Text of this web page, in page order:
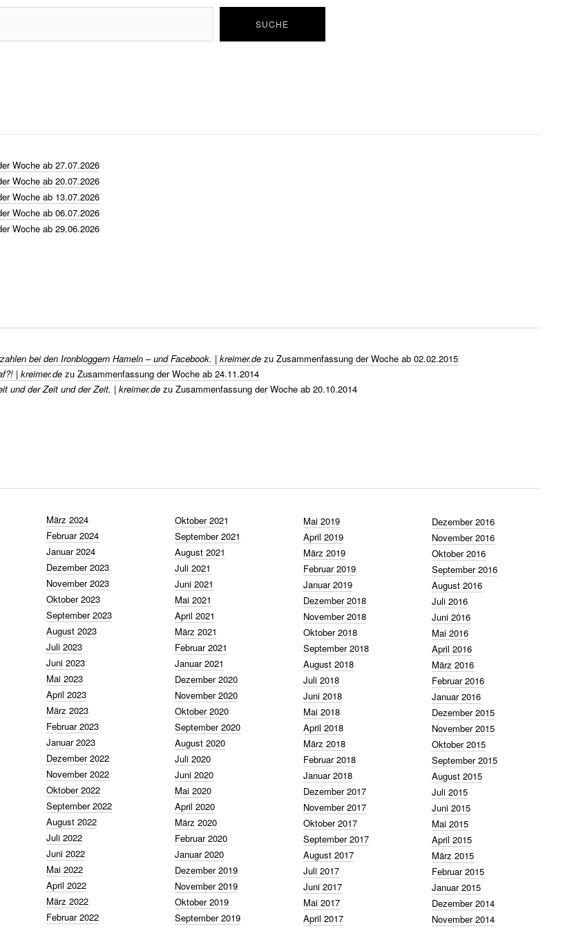
Woche ab 27.07.2026
Woche ab 20.07.2026
Woche ab 13.07.2026
Woche ab 06.07.2026
Woche ab 29.06.2026
bei den Ironbloggern Hameln – und Facebook. | kreimer.de zu Zusammenfassung der Woche ab 02.02.2015
| kreimer.de zu Zusammenfassung der Woche ab 24.11.2014
und der Zeit und der Zeit. | kreimer.de zu Zusammenfassung der Woche ab 20.10.2014
März 2024
Februar 2024
Januar 2024
Dezember 2023
November 2023
Oktober 2023
September 2023
August 2023
Juli 2023
Juni 2023
Mai 2023
April 2023
März 2023
Februar 2023
Januar 2023
Dezember 2022
November 2022
Oktober 2022
September 2022
August 2022
Juli 2022
Juni 2022
Mai 2022
April 2022
März 2022
Februar 2022
Oktober 2021
September 2021
August 2021
Juli 2021
Juni 2021
Mai 2021
April 2021
März 2021
Februar 2021
Januar 2021
Dezember 2020
November 2020
Oktober 2020
September 2020
August 2020
Juli 2020
Juni 2020
Mai 2020
April 2020
März 2020
Februar 2020
Januar 2020
Dezember 2019
November 2019
Oktober 2019
September 2019
Mai 2019
April 2019
März 2019
Februar 2019
Januar 2019
Dezember 2018
November 2018
Oktober 2018
September 2018
August 2018
Juli 2018
Juni 2018
Mai 2018
April 2018
März 2018
Februar 2018
Januar 2018
Dezember 2017
November 2017
Oktober 2017
September 2017
August 2017
Juli 2017
Juni 2017
Mai 2017
April 2017
Dezember 2016
November 2016
Oktober 2016
September 2016
August 2016
Juli 2016
Juni 2016
Mai 2016
April 2016
März 2016
Februar 2016
Januar 2016
Dezember 2015
November 2015
Oktober 2015
September 2015
August 2015
Juli 2015
Juni 2015
Mai 2015
April 2015
März 2015
Februar 2015
Januar 2015
Dezember 2014
November 2014